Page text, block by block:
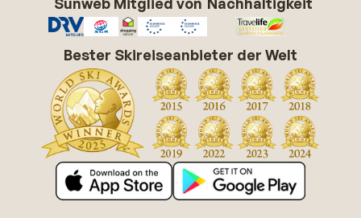
Bester Skireiseanbieter der Welt